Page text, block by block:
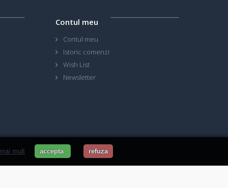
mult accepta refuza
Contul meu
Contul meu
Istoric comenzi
Wish List
Newsletter